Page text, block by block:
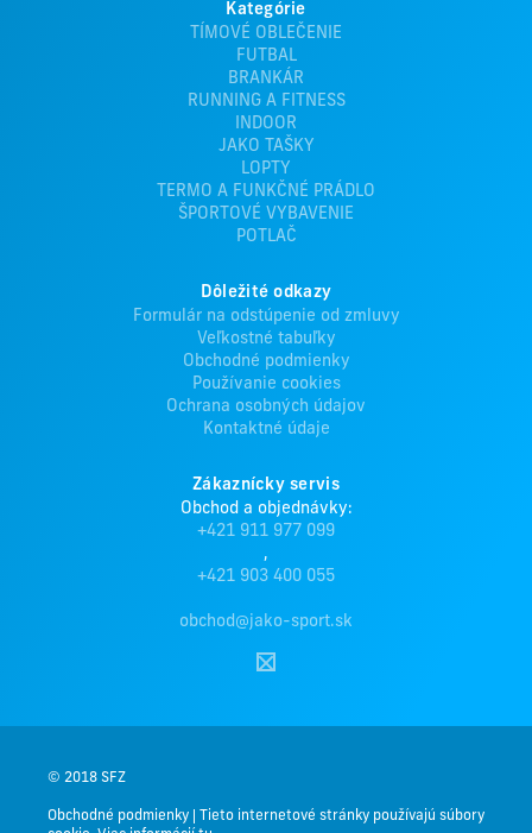
Kategórie
TÍMOVÉ OBLEČENIE
FUTBAL
BRANKÁR
RUNNING A FITNESS
INDOOR
JAKO TAŠKY
LOPTY
TERMO A FUNKČNÉ PRÁDLO
ŠPORTOVÉ VYBAVENIE
POTLAČ
Dôležité odkazy
Formulár na odstúpenie od zmluvy
Veľkostné tabuľky
Obchodné podmienky
Používanie cookies
Ochrana osobných údajov
Kontaktné údaje
Zákaznícky servis
Obchod a objednávky:
+421 911 977 099
,
+421 903 400 055
obchod@jako-sport.sk
© 2018 SFZ
Obchodné podmienky
Tieto internetové stránky používajú súbory